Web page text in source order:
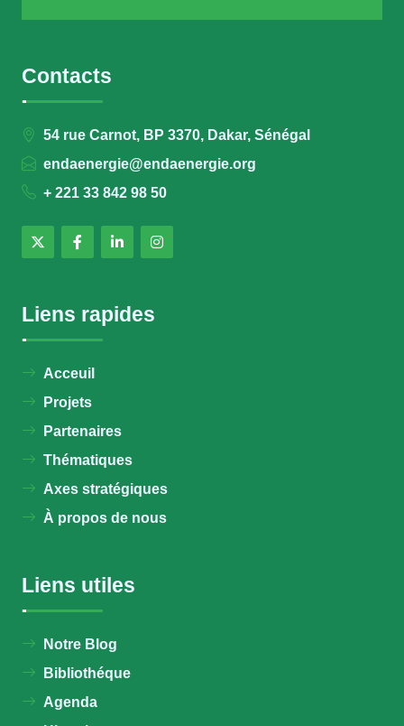
Contacts
54 rue Carnot, BP 3370, Dakar, Sénégal
endaenergie@endaenergie.org
+ 221 33 842 98 50
Liens rapides
Acceuil
Projets
Partenaires
Thématiques
Axes stratégiques
À propos de nous
Liens utiles
Notre Blog
Bibliothéque
Agenda